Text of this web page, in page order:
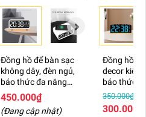
Đồng hồ để bàn sạc
không dây, đèn ngủ,
báo thức đa năng
L16
450.000₫
(Đang cập nhật)
Đồng hồ
decor kiêm
báo thức
L15
350.000₫
300.000₫